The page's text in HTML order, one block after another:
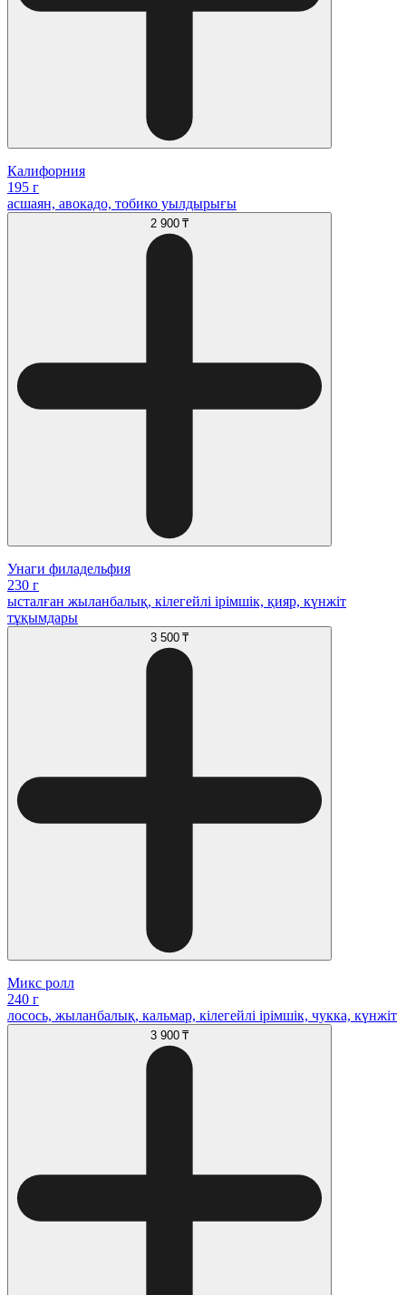
Калифорния
195 г
асшаян, авокадо, тобико уылдырығы
2 900 ₸
Унаги филадельфия
230 г
ысталған жыланбалық, кілегейлі ірімшік, қияр, күнжіт
тұқымдары
3 500 ₸
Микс ролл
240 г
лосось, жыланбалық, кальмар, кілегейлі ірімшік, чукка, күнжіт
3 900 ₸